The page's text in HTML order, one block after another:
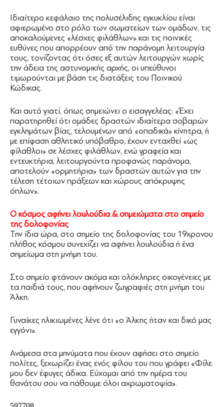
Ιδιαίτερο κεφάλαιο της πολυσέλιδης εγκυκλίου είναι
αφιερωμένο στο ρόλο των σωματείων των ομάδων, τις
αποκαλούμενες «λέσχες φιλάθλων» και τις ποινικές
ευθύνες που απορρέουν από την παράνομη λειτουργία
τους, τονίζοντας ότι όσες εξ αυτών λειτουργών χωρίς
την άδεια της αστυνομικής αρχής, οι υπεύθυνοι
τιμωρούνται με βάση τις διατάξεις του Ποινικού
Κώδικας.
Και αυτό γιατί, όπως σημειώνει ο εισαγγελέας: «Έχει
παρατηρηθεί ότι ομάδες δραστών ιδιαίτερα σοβαρών
εγκλημάτων βίας, τελουμένων από «οπαδικά» κίνητρα, ή
με επίφαση αθλητικό υπόβαθρο, έχουν ενταχθεί «ως
φίλαθλοι» σε λέσχες φιλάθλων, ενώ γραφεία και
εντευκτήρια, λειτουργούντα προφανώς παράνομα,
αποτελούν «ορμητήρια» των δραστών αυτών για την
τέλεση τέτοιων πράξεων και χώρους απόκρυψης
όπλων».
Ο κόσμος αφήνει λουλούδια & σημειώματα στο σημείο
της δολοφονίας
Την ίδια ώρα, στο σημείο της δολοφονίας του 19χρονου
πλήθος κόσμου συνεχίζει να αφήνει λουλούδια ή ένα
σημείωμα στη μνήμη του.
Στο σημείο φτάνουν ακόμα και ολόκληρες οικογένειες με
τα παιδιά τους, που αφήνουν ζωγραφιές στη μνήμη του
Άλκη.
Γυναίκες ηλικιωμένες λένε ότι «ο Άλκης ήταν και δικό μας
εγγόνι».
Ανάμεσα στα μηνύματα που έχουν αφήσει στο σημείο
πολίτες, ξεχωρίζει ένας ενός φίλου του που γράφει «Φίλε
μου δεν έφυγες άδικα. Εύχομαι από την ημέρα του
θανάτου σου να πάθουμε όλοι αχρωματοψία».